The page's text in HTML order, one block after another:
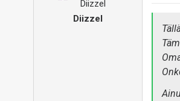
Diizzel